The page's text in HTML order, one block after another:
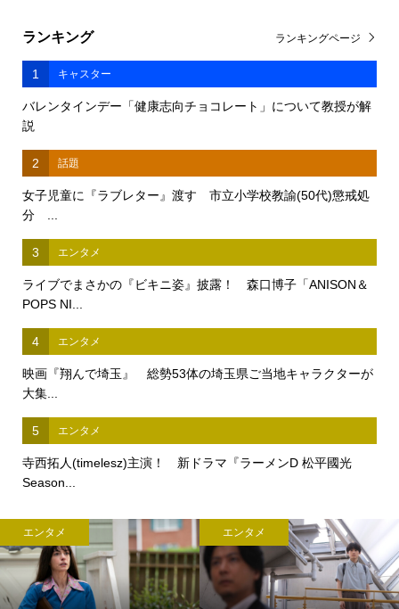
ランキング
1 キャスター
バレンタインデー「健康志向チョコレート」について教授が解
説
2 話題
女子児童に『ラブレター』渡す 市立小学校教諭(50代)懲戒処
分 ...
3 エンタメ
ライブでまさかの『ビキニ姿』披露！ 森口博子「ANISON＆
POPS NI...
4 エンタメ
映画『翔んで埼玉』 総勢53体の埼玉県ご当地キャラクターが
大集...
5 エンタメ
寺西拓人(timelesz)主演！ 新ドラマ『ラーメンD 松平國光
Season...
ランキングページ
エンタメ エンタメ